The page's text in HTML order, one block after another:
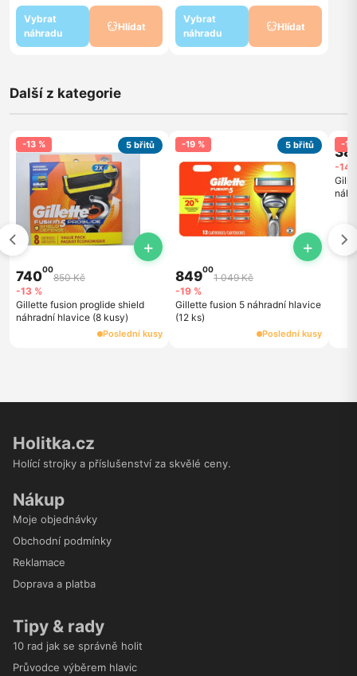
Vybrat
náhradu
Hlídat
Vybrat
náhradu
Hlídat
Další z kategorie
-13 % 5 břitů
+
74000
850 Kč
-13 %
Gillette fusion proglide shield
náhradní hlavice (8 kusy)
Poslední kusy
-19 % 5 břitů
+
84900
1 049 Kč
-19 %
Gillette fusion 5 náhradní hlavice
(12 ks)
Poslední kusy
-14
-14
Holitka.cz
Holící strojky a příslušenství za skvělé ceny.
Nákup
Moje objednávky
Obchodní podmínky
Reklamace
Doprava a platba
Tipy & rady
10 rad jak se správně holit
Průvodce výběrem hlavic